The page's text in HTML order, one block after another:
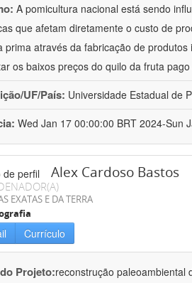
A pomicultura nacional está sendo
que afetam diretamente o custo de
prima através da fabricação de
os baixos preços do quilo da fruta
UF/País: Universidade Estadual de
Wed Jan 17 00:00:00 BRT 2024-Sun
Alex Cardoso Bastos
EXATAS E DA TERRA
Currículo
Projeto:reconstrução paleoambiental